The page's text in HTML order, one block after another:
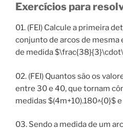
Exercícios para
01. (FEI) Calcule a primeira
conjunto de arcos de mesma
de medida
02. (FEI) Quantos são os
entre 30 e 40, que tornam
medidas $(4m+10).180^{0}$
03. Sendo a medida de um